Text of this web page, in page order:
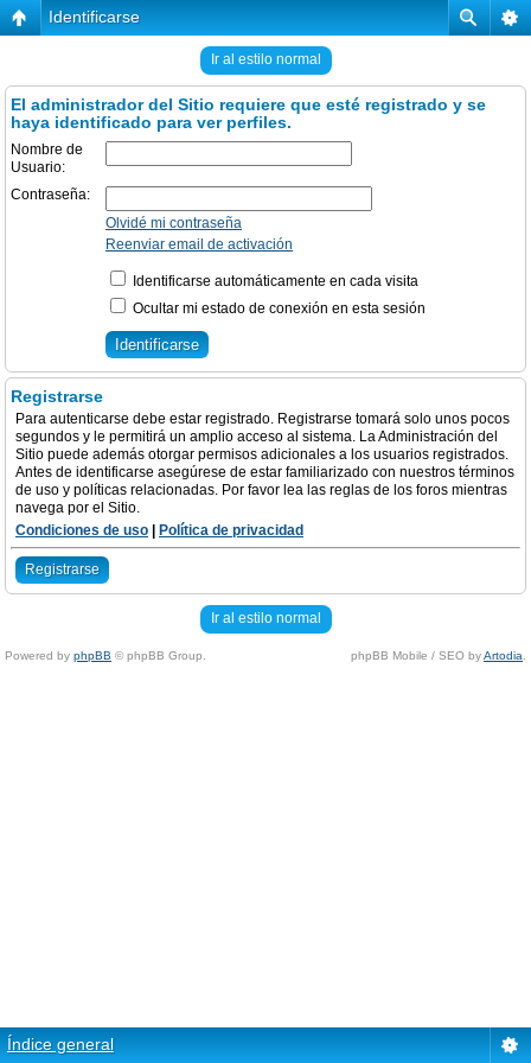
Identificarse
Ir al estilo normal
El administrador del Sitio requiere que esté registrado y se
haya identificado para ver perfiles.
Nombre de
Usuario:
Contraseña:
Olvidé mi contraseña
Reenviar email de activación
Identificarse automáticamente en cada visita
Ocultar mi estado de conexión en esta sesión
Registrarse
Para autenticarse debe estar registrado. Registrarse tomará solo unos pocos
segundos y le permitirá un amplio acceso al sistema. La Administración del
Sitio puede además otorgar permisos adicionales a los usuarios registrados.
Antes de identificarse asegúrese de estar familiarizado con nuestros términos
de uso y políticas relacionadas. Por favor lea las reglas de los foros mientras
navega por el Sitio.
Condiciones de uso
Política de privacidad
Registrarse
Ir al estilo normal
Powered by phpBB © phpBB Group. phpBB Mobile / SEO byArtodia
Índice general